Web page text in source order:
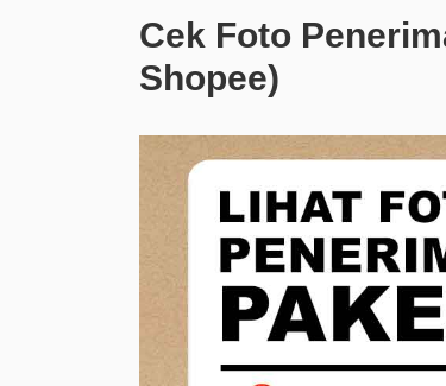
Cek Foto
Shopee)